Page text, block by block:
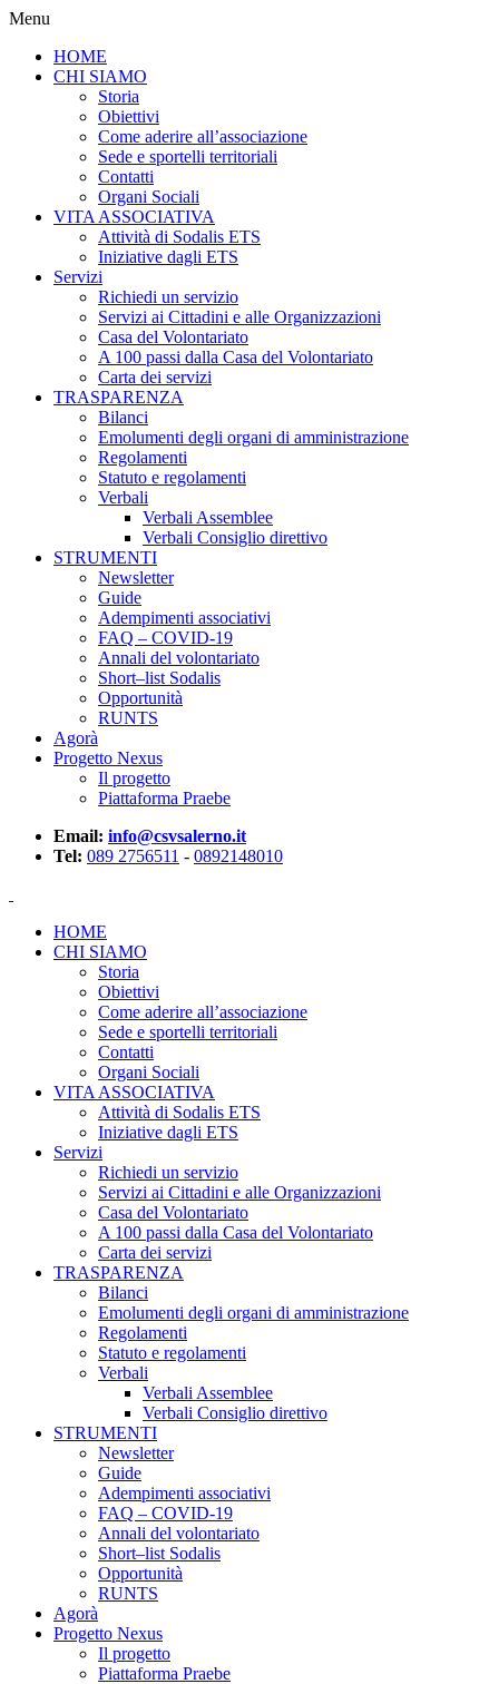
Menu
HOME
CHI SIAMO
Storia
Obiettivi
Come aderire all’associazione
Sede e sportelli territoriali
Contatti
Organi Sociali
VITA ASSOCIATIVA
Attività di Sodalis ETS
Iniziative dagli ETS
Servizi
Richiedi un servizio
Servizi ai Cittadini e alle Organizzazioni
Casa del Volontariato
A 100 passi dalla Casa del Volontariato
Carta dei servizi
TRASPARENZA
Bilanci
Emolumenti degli organi di amministrazione
Regolamenti
Statuto e regolamenti
Verbali
Verbali Assemblee
Verbali Consiglio direttivo
STRUMENTI
Newsletter
Guide
Adempimenti associativi
FAQ – COVID-19
Annali del volontariato
Short–list Sodalis
Opportunità
RUNTS
Agorà
Progetto Nexus
Il progetto
Piattaforma Praebe
Email: info@csvsalerno.it
Tel: 089 2756511 - 0892148010
HOME
CHI SIAMO
Storia
Obiettivi
Come aderire all’associazione
Sede e sportelli territoriali
Contatti
Organi Sociali
VITA ASSOCIATIVA
Attività di Sodalis ETS
Iniziative dagli ETS
Servizi
Richiedi un servizio
Servizi ai Cittadini e alle Organizzazioni
Casa del Volontariato
A 100 passi dalla Casa del Volontariato
Carta dei servizi
TRASPARENZA
Bilanci
Emolumenti degli organi di amministrazione
Regolamenti
Statuto e regolamenti
Verbali
Verbali Assemblee
Verbali Consiglio direttivo
STRUMENTI
Newsletter
Guide
Adempimenti associativi
FAQ – COVID-19
Annali del volontariato
Short–list Sodalis
Opportunità
RUNTS
Agorà
Progetto Nexus
Il progetto
Piattaforma Praebe